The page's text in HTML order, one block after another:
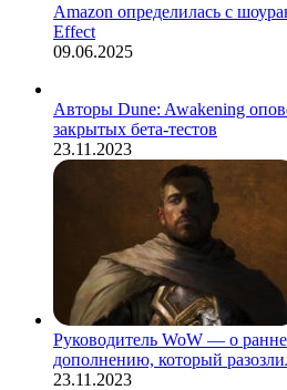
Amazon определилась с
Effect
09.06.2025
Авторы Dune: Awakening
закрытых бета-тестов
23.11.2023
Руководитель WoW — о
дополнению, который
23.11.2023